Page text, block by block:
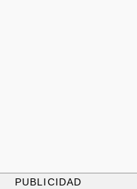
PUBLICIDAD